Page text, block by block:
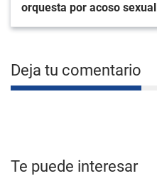
orquesta por acoso sexual
Deja tu comentario
Te puede interesar